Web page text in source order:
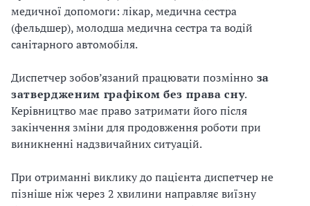
медичної допомоги: лікар, медична сестра
(фельдшер), молодша медична сестра та водій
санітарного автомобіля.
Диспетчер зобов’язаний працювати позмінно за
затвердженим графіком без права сну.
Керівництво має право затримати його після
закінчення зміни для продовження роботи при
виникненні надзвичайних ситуацій.
При отриманні виклику до пацієнта диспетчер не
пізніше ніж через 2 хвилини направляє виїзну